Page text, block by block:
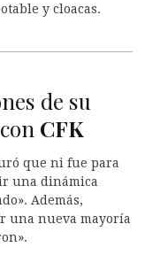
y cloacas.
de su
CFK
que ni fue para
una dinámica
Además,
una nueva mayoría